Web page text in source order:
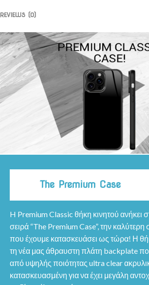
REVIEWS (0)
The Premium Case
H Premium Classic θήκη κινητού ανήκει
σειρά “The Premium Case”, την καλύτερη
που έχουμε κατασκευάσει ως τώρα! Η
τη νέα μας άθραυστη πλάτη backplate
από υψηλής ποιότητας ultra clear
κατασκευασμένη για να έχει μεγάλη